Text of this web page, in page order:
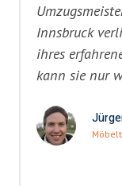
Innsbruck
ihres
kann sie nur